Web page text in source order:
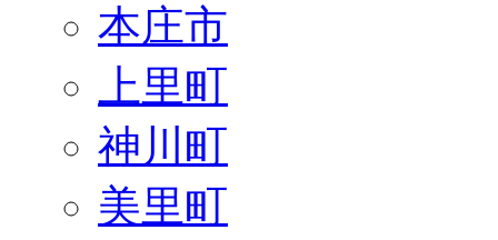
本庄市
上里町
神川町
美里町